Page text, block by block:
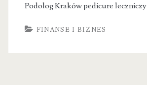
Podolog Kraków pedicure leczniczy
FINANSE I BIZNES